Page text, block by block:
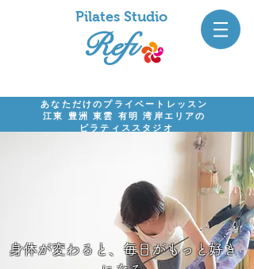
Pilates Studio
Refi
あなただけのプライベートレッスン
江東 豊洲 東雲 有明 湾岸エリアの
ピラティススタジオ
身体が変わると、毎日がもっと好き